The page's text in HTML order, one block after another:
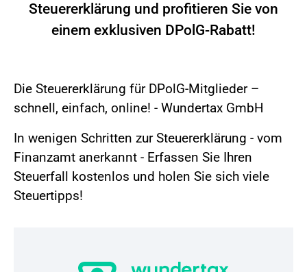
Steuererklärung und profitieren Sie von
einem exklusiven DPolG-Rabatt!
Die Steuererklärung für DPolG-Mitglieder –
schnell, einfach, online! - Wundertax GmbH
In wenigen Schritten zur Steuererklärung - vom
Finanzamt anerkannt - Erfassen Sie Ihren
Steuerfall kostenlos und holen Sie sich viele
Steuertipps!